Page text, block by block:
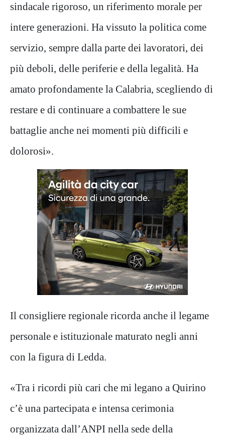
sindacale rigoroso, un riferimento morale per
intere generazioni. Ha vissuto la politica come
servizio, sempre dalla parte dei lavoratori, dei
più deboli, delle periferie e della legalità. Ha
amato profondamente la Calabria, scegliendo di
restare e di continuare a combattere le sue
battaglie anche nei momenti più difficili e
dolorosi».
Il consigliere regionale ricorda anche il legame
personale e istituzionale maturato negli anni
con la figura di Ledda.
«Tra i ricordi più cari che mi legano a Quirino
c’è una partecipata e intensa cerimonia
organizzata dall’ANPI nella sede della